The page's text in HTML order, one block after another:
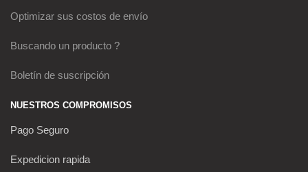
Optimizar sus costos de envío
Buscando un producto ?
Boletín de suscripción
NUESTROS COMPROMISOS
Pago Seguro
Expedicion rapida